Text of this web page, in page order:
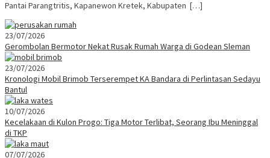
Pantai Parangtritis, Kapanewon Kretek, Kabupaten […]
23/07/2026
Gerombolan Bermotor Nekat Rusak Rumah Warga di Godean Sleman
23/07/2026
Kronologi Mobil Brimob Terserempet KA Bandara di Perlintasan Sedayu
Bantul
10/07/2026
Kecelakaan di Kulon Progo: Tiga Motor Terlibat, Seorang Ibu Meninggal
di TKP
07/07/2026